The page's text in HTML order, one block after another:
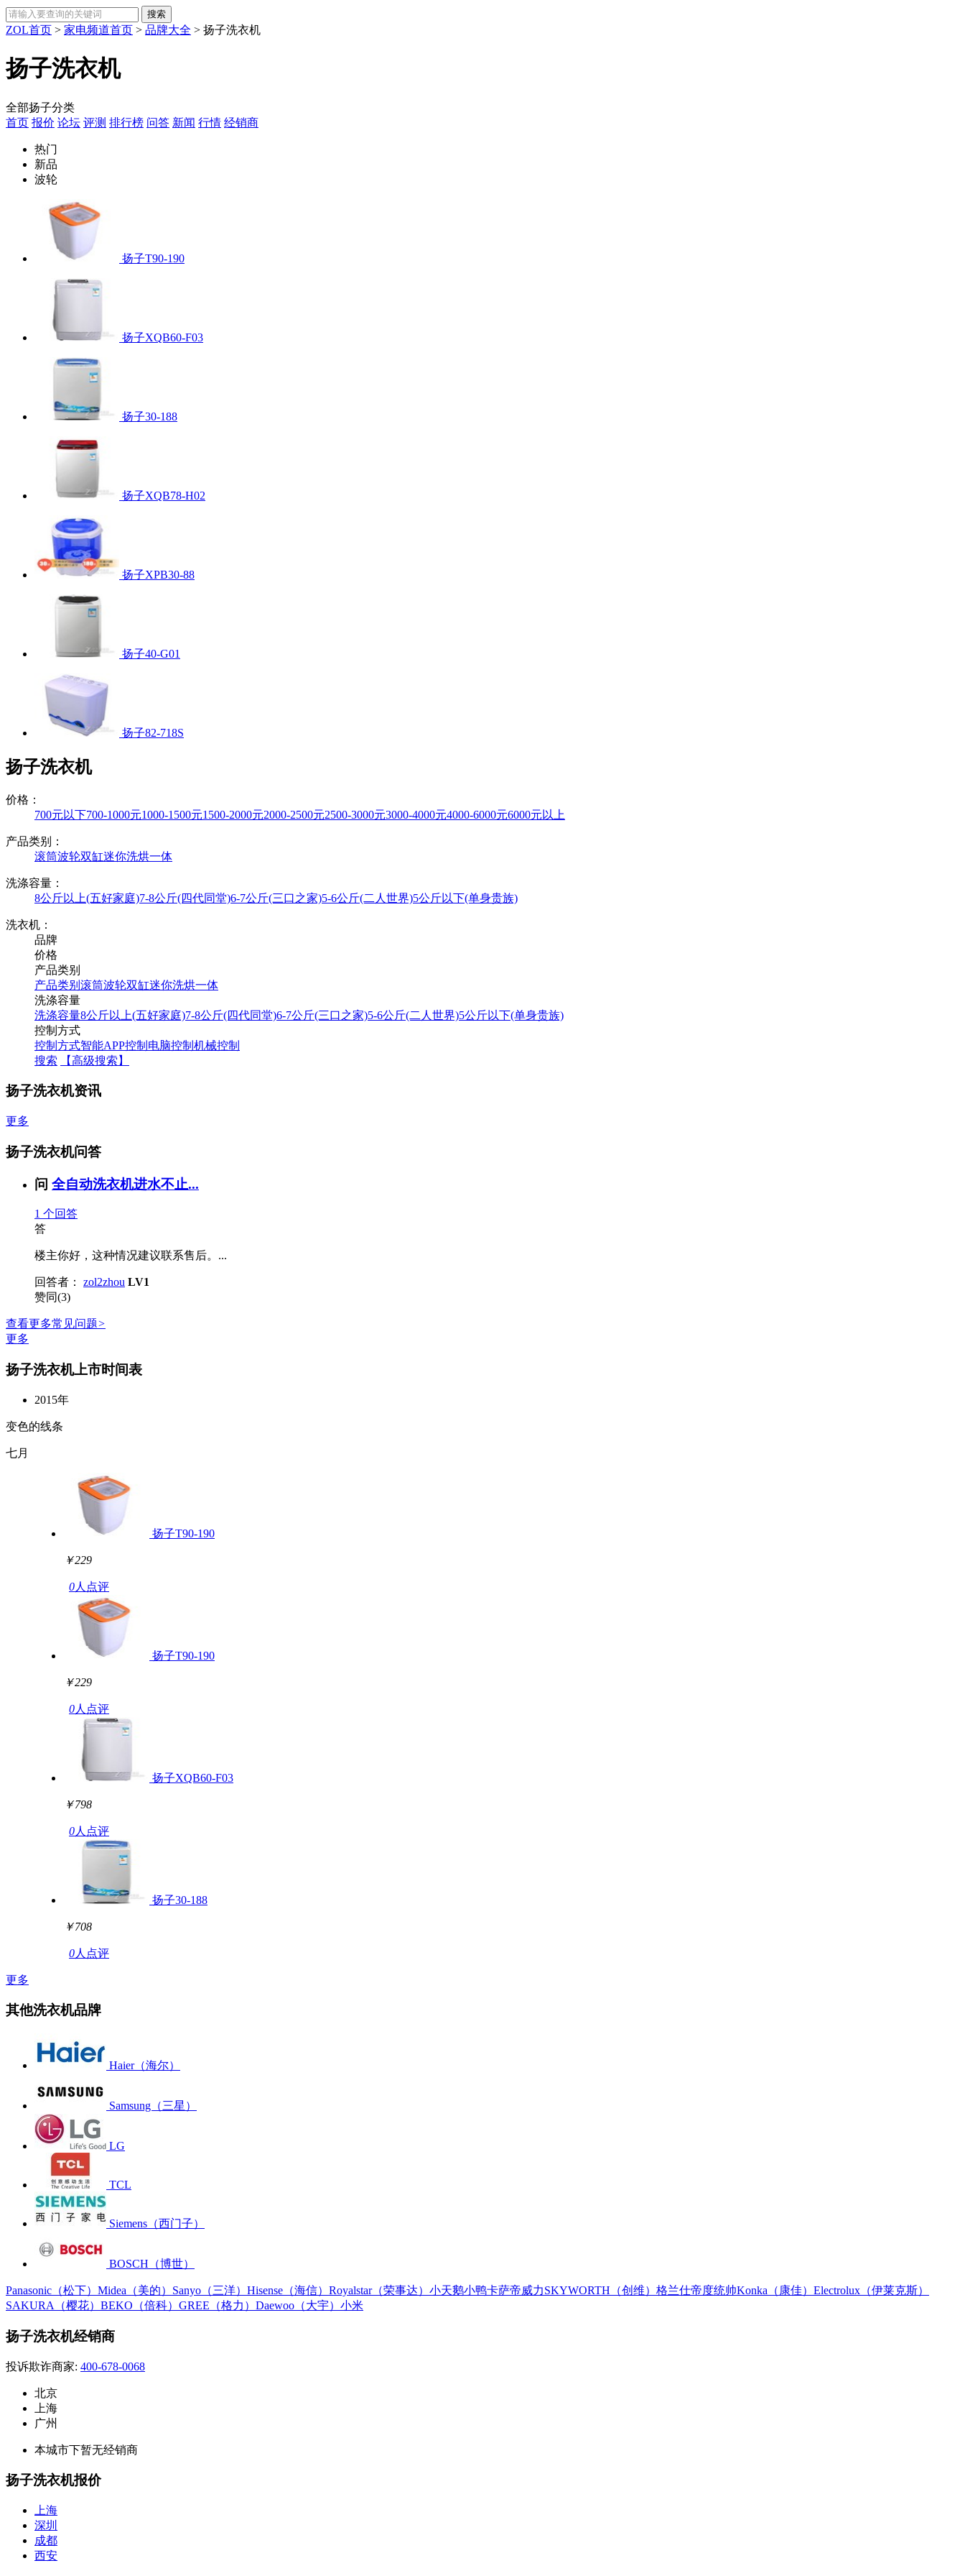
ZOL首页 > 家电频道首页 > 品牌大全 > 扬子洗衣机
扬子洗衣机
全部扬子分类
首页 报价 论坛 评测 排行榜 问答 新闻 行情 经销商
热门
新品
波轮
扬子T90-190
扬子XQB60-F03
扬子30-188
扬子XQB78-H02
扬子XPB30-88
扬子40-G01
扬子82-718S
扬子洗衣机
价格：
700元以下700-1000元1000-1500元1500-2000元2000-2500元2500-3000元3000-4000元4000-6000元6000元以上
产品类别：
滚筒波轮双缸迷你洗烘一体
洗涤容量：
8公斤以上(五好家庭)7-8公斤(四代同堂)6-7公斤(三口之家)5-6公斤(二人世界)5公斤以下(单身贵族)
洗衣机：
品牌
价格
产品类别
产品类别 滚筒波轮双缸迷你洗烘一体
洗涤容量
洗涤容量8公斤以上(五好家庭)7-8公斤(四代同堂)6-7公斤(三口之家)5-6公斤(二人世界)5公斤以下(单身贵族)
控制方式
控制方式智能APP控制 电脑控制 机械控制
搜索
【高级搜索】
扬子洗衣机资讯
更多
扬子洗衣机问答
问 全自动洗衣机进水不止...
1 个回答
答
楼主你好，这种情况建议联系售后。...
回答者： zol2zhou LV1
赞同(3)
查看更多常见问题>
更多
扬子洗衣机上市时间表
2015年
变色的线条
七月
扬子T90-190
￥229
0人点评
扬子T90-190
￥229
0人点评
扬子XQB60-F03
￥798
0人点评
扬子30-188
￥708
0人点评
更多
其他洗衣机品牌
Haier（海尔）
Samsung（三星）
LG
TCL
Siemens（西门子）
BOSCH（博世）
Panasonic（松下） Midea（美的） Sanyo（三洋） Hisense（海信） Royalstar（荣事达） 小天鹅小鸭卡萨帝威力SKYWORTH（创维） 格兰仕帝度统帅Konka（康佳） Electrolux（伊莱克斯）
SAKURA（樱花） BEKO（倍科） GREE（格力） Daewoo（大宇） 小米
扬子洗衣机经销商
投诉欺诈商家: 400-678-0068
北京
上海
广州
本城市下暂无经销商
扬子洗衣机报价
上海
深圳
成都
西安